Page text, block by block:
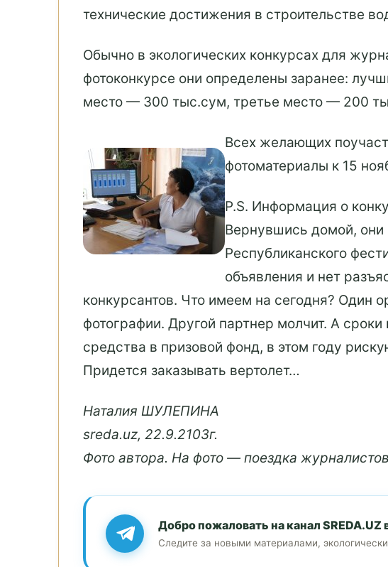
технические достижения в строительстве
Обычно в экологических конкурсах для
фотоконкурсе они определены заранее:
место — 300 тыс.сум, третье место — 200
Всех желающих
фотоматериалы к 15
P.S. Информация о
Вернувшись домой, они
Республиканского
объявления и нет
конкурсантов. Что имеем на сегодня? Один
фотографии. Другой партнер молчит. А
средства в призовой фонд, в этом году
Придется заказывать вертолет…
Наталия ШУЛЕПИНА
sreda.uz, 22.9.2103г.
Фото автора. На фото — поездка
Добро пожаловать на канал SREDA.UZ
Следите за новыми материалами,